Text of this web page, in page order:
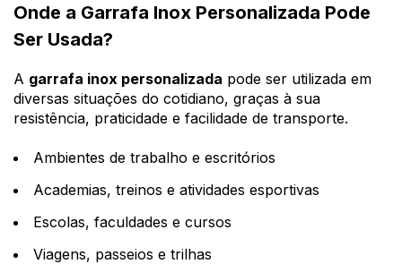
Onde a Garrafa Inox Personalizada Pode
Ser Usada?
A garrafa inox personalizada pode ser utilizada em
diversas situações do cotidiano, graças à sua
resistência, praticidade e facilidade de transporte.
Ambientes de trabalho e escritórios
Academias, treinos e atividades esportivas
Escolas, faculdades e cursos
Viagens, passeios e trilhas